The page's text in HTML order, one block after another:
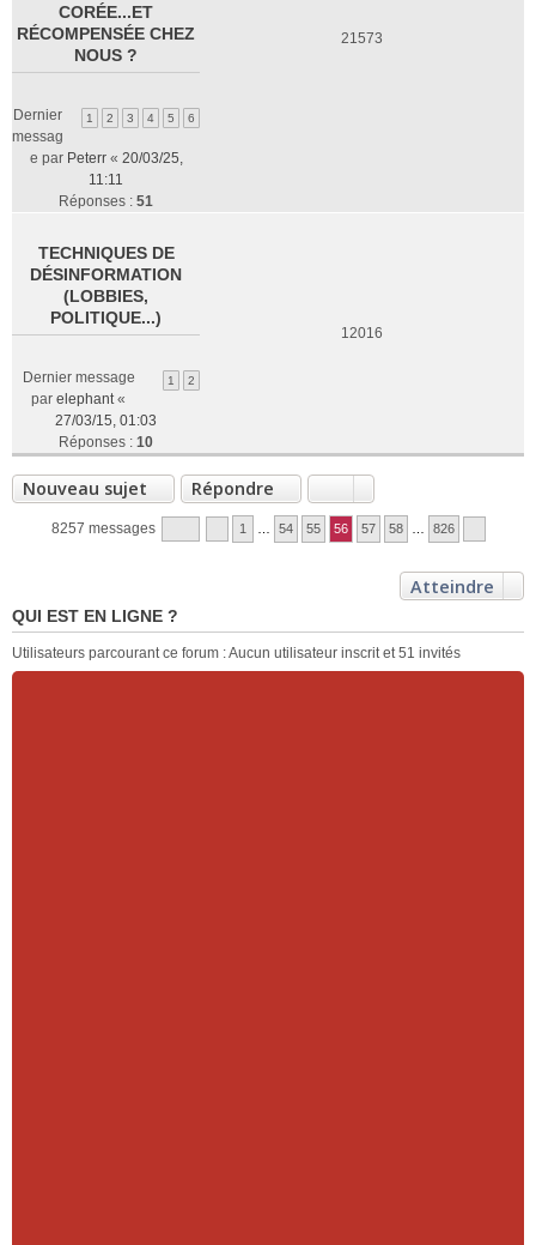
CORÉE...ET
RÉCOMPENSÉE CHEZ
NOUS ?
1 2 3 4 5 6
Dernier
messag
e par Peterr« 20/03/25,
11:11
Réponses : 51
21573
TECHNIQUES DE
DÉSINFORMATION
(LOBBIES,
POLITIQUE...)
1 2
Dernier message
par elephant«
27/03/15, 01:03
Réponses : 10
12016
Nouveau sujet Répondre
8257 messages 1 54 55 56 57 58 826
Atteindre
QUI EST EN LIGNE ?
Utilisateurs parcourant ce forum : Aucun utilisateur inscrit et 51 invités